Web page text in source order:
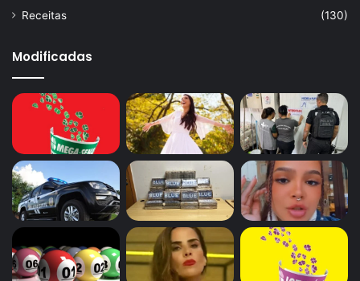
Receitas
(130)
Modificadas